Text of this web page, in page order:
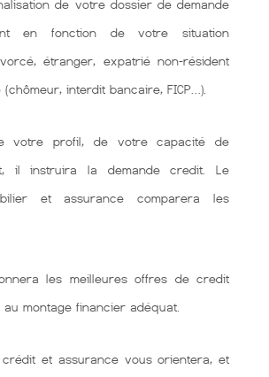
de votre dossier de demande
en fonction de votre situation
étranger, expatrié non-résident
(chômeur, interdit bancaire, FICP…).
votre profil, de votre capacité de
il instruira la demande credit. Le
et assurance comparera les
les meilleures offres de credit
montage financier adéquat.
et assurance vous orientera, et